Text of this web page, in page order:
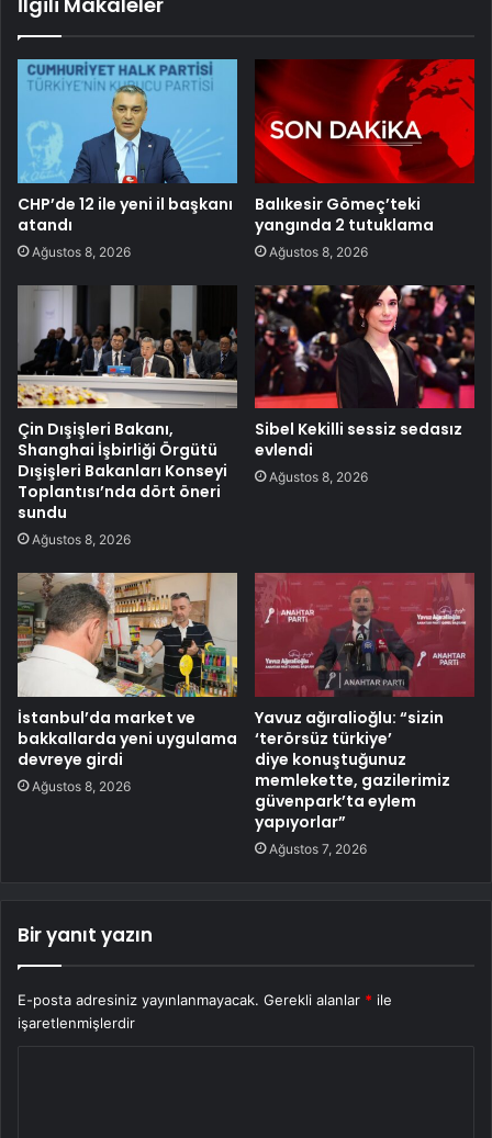
CHP’de 12 ile yeni il başkanı
atandı
Ağustos 8, 2026
Balıkesir Gömeç’teki
yangında 2 tutuklama
Ağustos 8, 2026
Çin Dışişleri Bakanı,
Shanghai İşbirliği Örgütü
Dışişleri Bakanları Konseyi
Toplantısı’nda dört öneri
sundu
Ağustos 8, 2026
Sibel Kekilli sessiz sedasız
evlendi
Ağustos 8, 2026
İstanbul’da market ve
bakkallarda yeni uygulama
devreye girdi
Ağustos 8, 2026
Yavuz ağıralioğlu: “sizin
‘terörsüz türkiye’
diye konuştuğunuz
memlekette, gazilerimiz
güvenpark’ta eylem
yapıyorlar”
Ağustos 7, 2026
Bir yanıt yazın
E-posta adresiniz yayınlanmayacak. Gerekli alanlar * ile
işaretlenmişlerdir